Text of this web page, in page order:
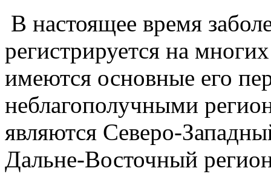
В настоящее время
регистрируется на
имеются основные его
неблагополучными
являются Северо-
Дальне-Восточный